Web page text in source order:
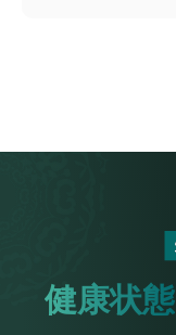
健康状態